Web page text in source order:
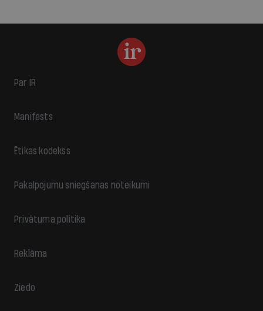
Par IR
Manifests
Ētikas kodekss
Pakalpojumu sniegšanas noteikumi
Privātuma politika
Reklāma
Ziedo